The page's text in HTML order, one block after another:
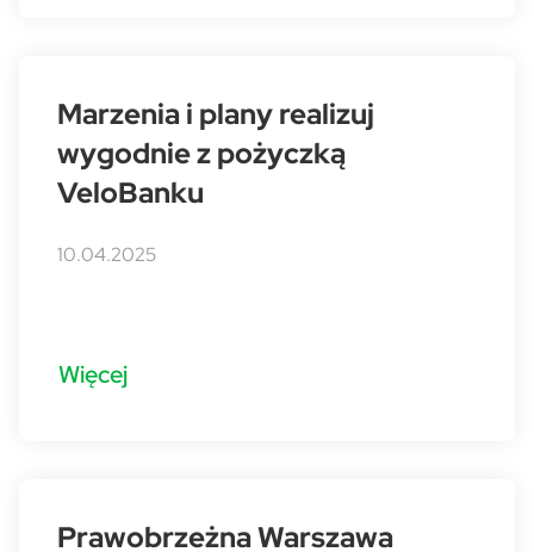
Marzenia i plany realizuj
wygodnie z pożyczką
VeloBanku
10.04.2025
Więcej
Prawobrzeżna Warszawa